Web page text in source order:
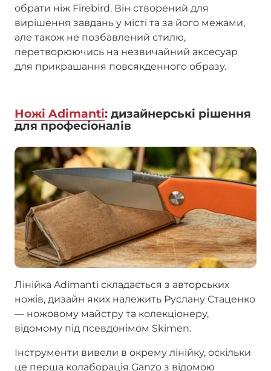
обрати ніж Firebird. Він створений для
вирішення завдань у місті та за його межами,
але також не позбавлений стилю,
перетворюючись на незвичайний аксесуар
для прикрашання повсякденного образу.
Ножі Adimanti: дизайнерські рішення
для професіоналів
Лінійка Adimanti складається з авторських
ножів, дизайн яких належить Руслану Стаценко
— ножовому майстру та колекціонеру,
відомому під псевдонімом Skimen.
Інструменти вивели в окрему лінійку, оскільки
це перша колаборація Ganzo з відомою